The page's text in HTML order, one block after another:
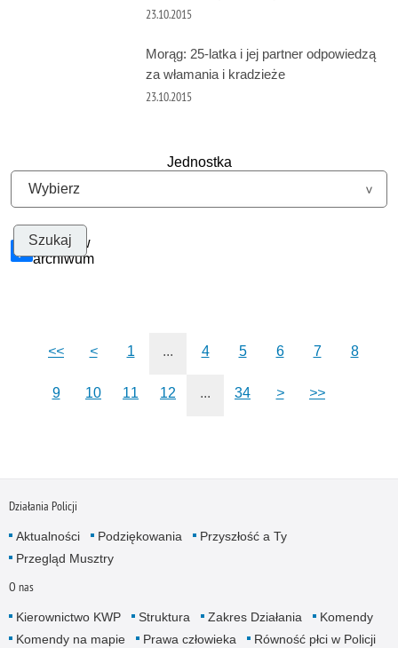
23.10.2015
Morąg: 25-latka i jej partner odpowiedzą
za włamania i kradzieże
23.10.2015
Jednostka
Szukaj w
archiwum
<< < 1 ... 4 5 6 7 8
9 10 11 12 ... 34 > >>
Działania Policji
Aktualności Podziękowania
Przyszłość a Ty
Przegląd Musztry
O nas
Kierownictwo KWP Struktura Zakres Działania
Komendy
Komendy na mapie
Prawa człowieka Równość płci w Policji